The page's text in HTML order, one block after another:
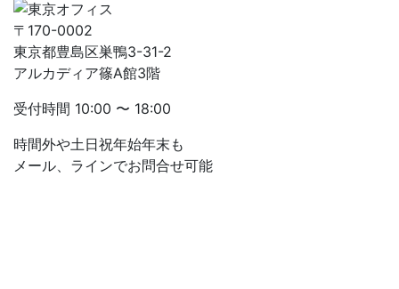
〒170-0002
東京都豊島区巣鴨3-31-2
アルカディア篠A館3階
受付時間 10:00 〜 18:00
時間外や土日祝年始年末も
メール、ラインでお問合せ可能